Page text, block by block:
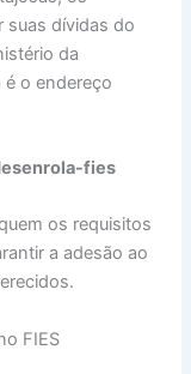
suas dívidas do
da
o endereço
fies
os requisitos
a adesão ao
FIES